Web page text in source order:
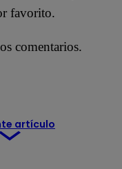
favorito.
comentarios.
artículo